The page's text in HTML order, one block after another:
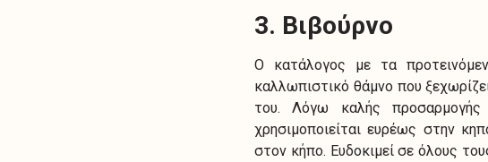
3. Βιβούρνο
Ο κατάλογος με τα
καλλωπιστικό θάμνο που
του. Λόγω καλής προσαρμογής
χρησιμοποιείται ευρέως στην
στον κήπο. Ευδοκιμεί σε όλους